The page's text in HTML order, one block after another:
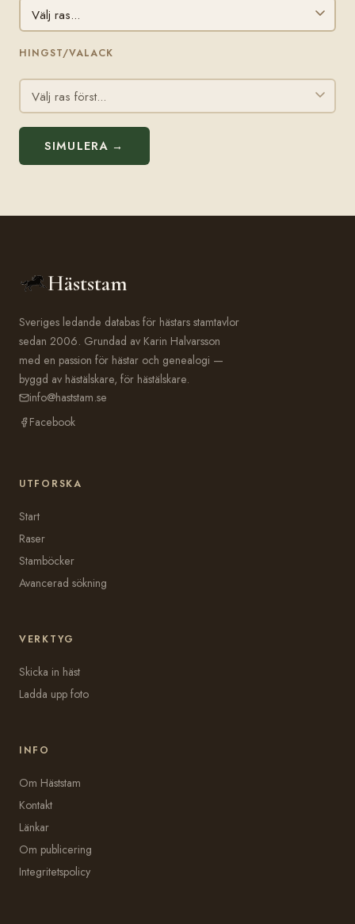
HINGST/VALACK
SIMULERA →
Häststam
Sveriges ledande databas för hästars stamtavlor
sedan 2006. Grundad av Karin Halvarsson
med en passion för hästar och genealogi —
byggd av hästälskare, för hästälskare.
info@haststam.se
Facebook
UTFORSKA
Start
Raser
Stamböcker
Avancerad sökning
VERKTYG
Skicka in häst
Ladda upp foto
INFO
Om Häststam
Kontakt
Länkar
Om publicering
Integritetspolicy